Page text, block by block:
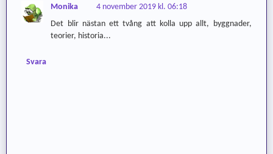
Monika
4 november 2019 kl. 06:18
Det blir nästan ett tvång att kolla upp allt, byggnader,
teorier, historia...
Svara